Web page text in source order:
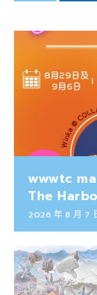
wwwtc
The
2026 年 8 月 7